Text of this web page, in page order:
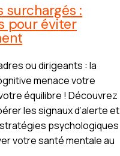
surchargés :
pour éviter
ou dirigeants : la
menace votre
équilibre ! Découvrez
les signaux d’alerte et
psychologiques
votre santé mentale au